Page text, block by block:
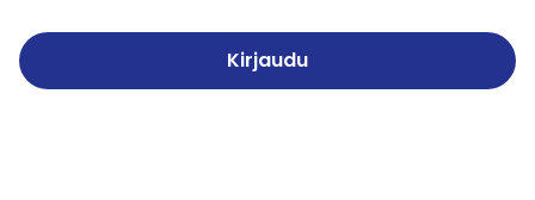
Kirjaudu